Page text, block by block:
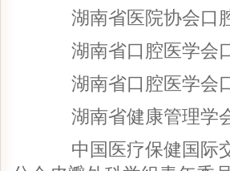
湖南省医院协会口
湖南省口腔医学会
湖南省口腔医学会口
湖南省健康管理学会
中国医疗保健国际交